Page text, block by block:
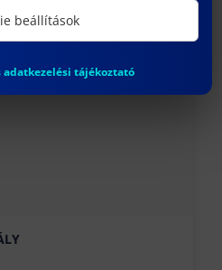
beállítások
tájékoztató